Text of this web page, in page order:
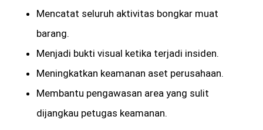
Mencatat seluruh aktivitas bongkar muat
barang.
Menjadi bukti visual ketika terjadi insiden.
Meningkatkan keamanan aset perusahaan.
Membantu pengawasan area yang sulit
dijangkau petugas keamanan.